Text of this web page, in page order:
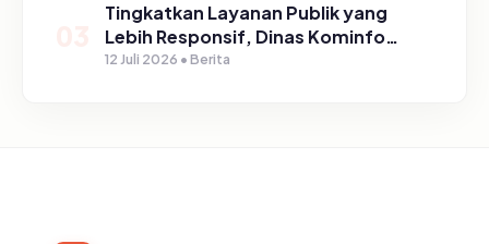
Tingkatkan Layanan Publik yang
Lebih Responsif, Dinas Kominfo
Gelar Sosialisasi SP4N Lapor di
12 Juli 2026 • Berita